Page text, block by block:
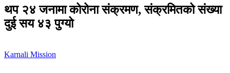
थप २४ जनामा कोरोना संक्रमण, संक्रमितको संख्या
दुई सय ४३ पुग्यो
Karnali Mission